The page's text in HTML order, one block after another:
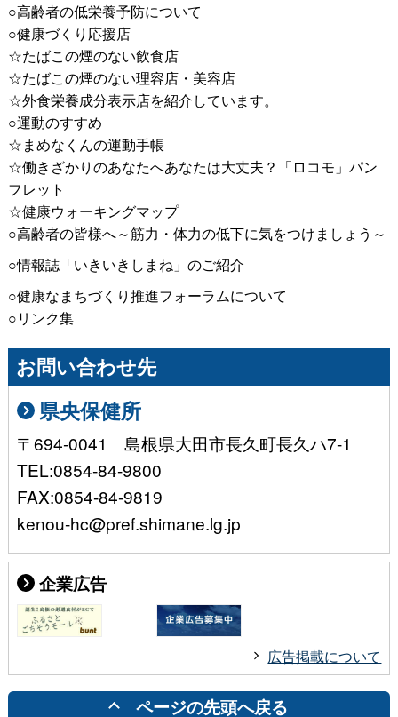
○高齢者の低栄養予防について
○健康づくり応援店
☆たばこの煙のない飲食店
☆たばこの煙のない理容店・美容店
☆外食栄養成分表示店を紹介しています。
○運動のすすめ
☆まめなくんの運動手帳
☆働きざかりのあなたへあなたは大丈夫？「ロコモ」パン
フレット
☆健康ウォーキングマップ
○高齢者の皆様へ～筋力・体力の低下に気をつけましょう～
○情報誌「いきいきしまね」のご紹介
○健康なまちづくり推進フォーラムについて
○リンク集
お問い合わせ先
県央保健所
〒694-0041 島根県大田市長久町長久ハ7-1
TEL:0854-84-9800
FAX:0854-84-9819
kenou-hc@pref.shimane.lg.jp
企業広告
広告掲載について
ページの先頭へ戻る